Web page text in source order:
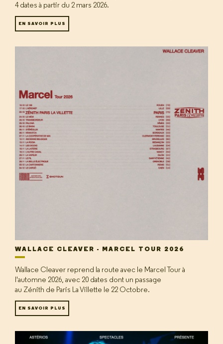
4 dates à partir du 2 mars 2026.
EN SAVOIR PLUS
WALLACE CLEAVER - MARCEL TOUR 2026
Wallace Cleaver reprend la route avec le Marcel Tour à
l'automne 2026, avec 20 dates dont un passage
au Zénith de Paris La Villette le 22 Octobre.
EN SAVOIR PLUS